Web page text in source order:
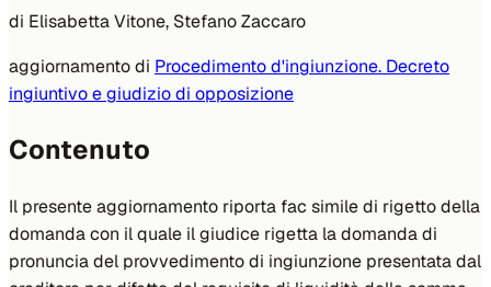
di Elisabetta Vitone, Stefano Zaccaro
aggiornamento di Procedimento d'ingiunzione. Decreto
ingiuntivo e giudizio di opposizione
Contenuto
Il presente aggiornamento riporta fac simile di rigetto della
domanda con il quale il giudice rigetta la domanda di
pronuncia del provvedimento di ingiunzione presentata dal